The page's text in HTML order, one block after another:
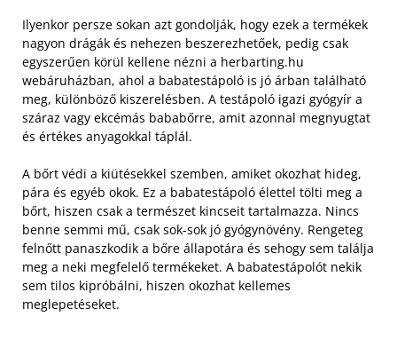
Ilyenkor persze sokan azt gondolják, hogy ezek a termékek
nagyon drágák és nehezen beszerezhetőek, pedig csak
egyszerűen körül kellene nézni a herbarting.hu
webáruházban, ahol a babatestápoló is jó árban található
meg, különböző kiszerelésben. A testápoló igazi gyógyír a
száraz vagy ekcémás bababőrre, amit azonnal megnyugtat
és értékes anyagokkal táplál.
A bőrt védi a kiütésekkel szemben, amiket okozhat hideg,
pára és egyéb okok. Ez a babatestápoló élettel tölti meg a
bőrt, hiszen csak a természet kincseit tartalmazza. Nincs
benne semmi mű, csak sok-sok jó gyógynövény. Rengeteg
felnőtt panaszkodik a bőre állapotára és sehogy sem találja
meg a neki megfelelő termékeket. A babatestápolót nekik
sem tilos kipróbálni, hiszen okozhat kellemes
meglepetéseket.